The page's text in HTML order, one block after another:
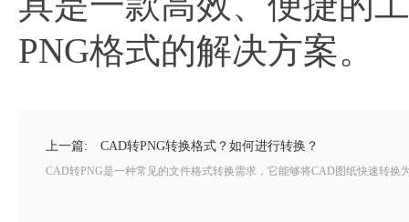
PNG格式的解决方案。
上一篇: CAD转PNG转换格式？如何进行转换？
CAD转PNG是一种常见的文件格式转换需求，它能够将CAD图纸快速转